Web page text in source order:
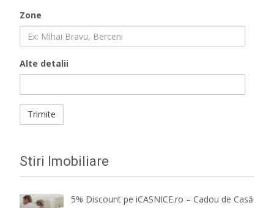
Zone
Alte detalii
Stiri Imobiliare
5% Discount pe iCASNICE.ro – Cadou de Casă